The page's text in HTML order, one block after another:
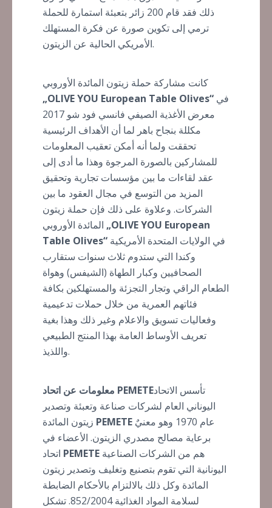
ذلك فقد قام 200 زائر بتعبئة استمارة للحملة
ترمي إلى تكوين صورة عن فكرة المستهلك
الأمريكي الحالية عن الزيتون.
كانت مشاركة حملة زيتون المائدة الأوروبي
„OLIVE YOU European Table Olives“ في
معرض الأغذية الصيفي فانسي فود شو 2017
مكللة بنجاح باهر لما أن الأهداف الرئيسية
تحققت ولما أنه أمكن تعقيب المعلومات
للمشاركين بالصورة المرجوة وهذا ما أدى إلى
عقد لقاءات ما بين مؤسسات تجارية وتحقيق
المزيد من التوسع في مجال العقود ما بين
الشركات. وعلاوة على ذلك فإن حملة زيتون
„OLIVE YOU European
Table Olives“
في الولايات المتحدة الأمريكية
وكندا التي ستدوم ثلاث سنوات ستقارب
الصحافيين وكبار الطهاة (الشيفس) وهواة
الطعام الراقي وتجار التجزئة والمستهلكين بكافة
فئاتهم العمرية من خلال حملات تدعيمية
وفعاليات تسويق والاعلام وغير ذلك وهذا بغية
تعريف الأوساط العامة بهذا المنتج الطبيعي
واللذيذ.
PEMETEتأسس الاتحاد
اليوناني العام لشركات صناعة وتعبئة وتصدير
PEMETE عام 1970 وهو معنيٌ
برعاية مصالح مصدري الزيتون. الأعضاء في
PEMETE هم من الشركات الصناعية
اليونانية التي تقوم بتصنيع وتغليف وتصدير زيتون
المائدة وكل ذلك بالالتزام بالأحكام الضابطة
لسلامة المواد الغذائية 852/2004. تشكل